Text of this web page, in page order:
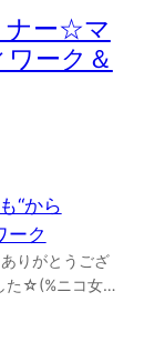
ナー☆マ
ーク＆
“から
ーク
りがとうござ
た☆(%ニコ女…